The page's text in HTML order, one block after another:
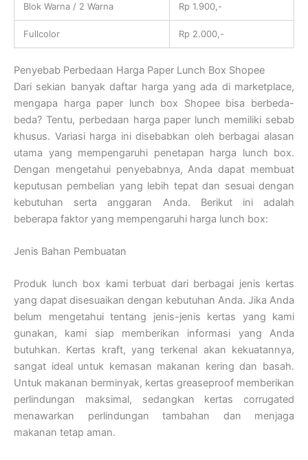
Blok Warna / 2 Warna Rp 1.900,-
Fullcolor Rp 2.000,-
Penyebab Perbedaan Harga Paper Lunch Box Shopee
Dari sekian banyak daftar harga yang ada di marketplace,
mengapa harga paper lunch box Shopee bisa berbeda-
beda? Tentu, perbedaan harga paper lunch memiliki sebab
khusus. Variasi harga ini disebabkan oleh berbagai alasan
utama yang mempengaruhi penetapan harga lunch box.
Dengan mengetahui penyebabnya, Anda dapat membuat
keputusan pembelian yang lebih tepat dan sesuai dengan
kebutuhan serta anggaran Anda. Berikut ini adalah
beberapa faktor yang mempengaruhi harga lunch box:
Jenis Bahan Pembuatan
Produk lunch box kami terbuat dari berbagai jenis kertas
yang dapat disesuaikan dengan kebutuhan Anda. Jika Anda
belum mengetahui tentang jenis-jenis kertas yang kami
gunakan, kami siap memberikan informasi yang Anda
butuhkan. Kertas kraft, yang terkenal akan kekuatannya,
sangat ideal untuk kemasan makanan kering dan basah.
Untuk makanan berminyak, kertas greaseproof memberikan
perlindungan maksimal, sedangkan kertas corrugated
menawarkan perlindungan tambahan dan menjaga
makanan tetap aman.